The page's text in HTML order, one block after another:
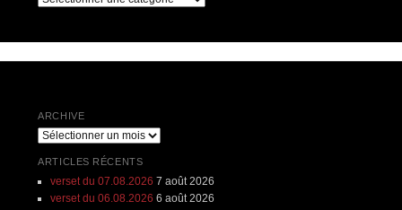
ARCHIVE
Archive
ARTICLES RÉCENTS
verset du 07.08.2026 7 août 2026
verset du 06.08.2026 6 août 2026